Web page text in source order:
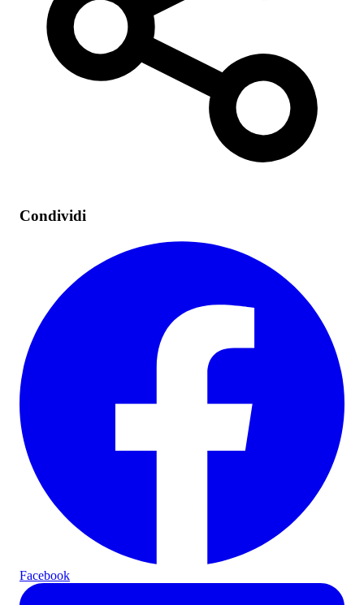
Condividi
Facebook